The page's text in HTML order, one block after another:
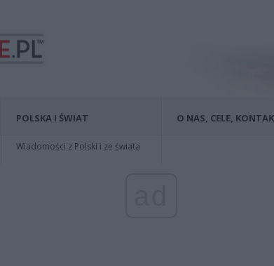
POLSKA I ŚWIAT
Wiadomości z Polski i ze świata
O NAS, CELE,